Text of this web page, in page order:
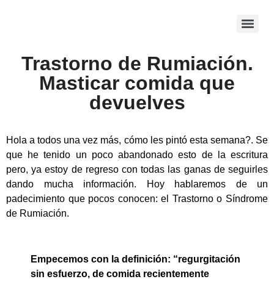
Trastorno de Rumiación.
Masticar comida que
devuelves
Hola a todos una vez más, cómo les pintó esta semana?. Se
que he tenido un poco abandonado esto de la escritura
pero, ya estoy de regreso con todas las ganas de seguirles
dando mucha información. Hoy hablaremos de un
padecimiento que pocos conocen: el Trastorno o Síndrome
de Rumiación.
Empecemos con la definición: “regurgitación
sin esfuerzo, de comida recientemente